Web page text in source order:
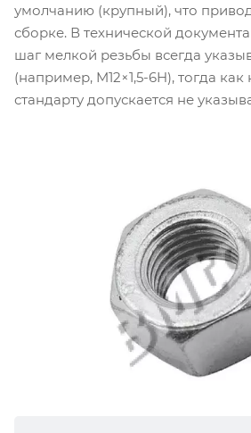
умолчанию (крупный), что
сборке. В технической
шаг мелкой резьбы всегда
(например, M12×1,5-6H), тогда
стандарту допускается не